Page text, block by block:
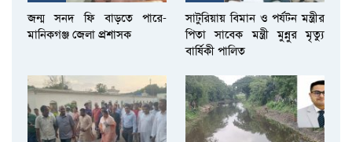
জন্ম সনদ ফি বাড়তে পারে-
মানিকগঞ্জ জেলা প্রশাসক
সাটুরিয়ায় বিমান ও পর্যটন মন্ত্রীর
পিতা সাবেক মন্ত্রী মুন্নুর মৃত্যু
বার্ষিকী পালিত